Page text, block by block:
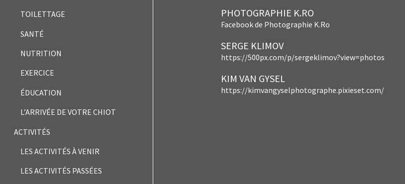
TOILETTAGE
SANTÉ
NUTRITION
EXERCICE
ÉDUCATION
L’ARRIVÉE DE VOTRE CHIOT
ACTIVITÉS
LES ACTIVITÉS À VENIR
LES ACTIVITÉS PASSÉES
PHOTOGRAPHIE K.RO
Facebook de Photographie K.Ro
SERGE KLIMOV
https://500px.com/p/sergeklimov?view=photos
KIM VAN GYSEL
https://kimvangyselphotographe.pixieset.com/